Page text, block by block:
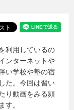
利用しているの
ンターネットや
い学校や塾の宿
た。今回は習い
り動画をみる頻
す。